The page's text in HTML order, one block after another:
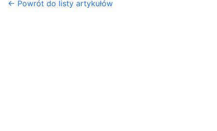
← Powrót do listy artykułów